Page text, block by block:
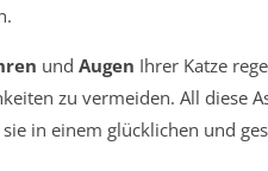
und Augen Ihrer Katze
zu vermeiden. All diese
in einem glücklichen und